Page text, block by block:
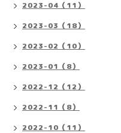
2023-04（11）
2023-03（18）
2023-02（10）
2023-01（8）
2022-12（12）
2022-11（8）
2022-10（11）